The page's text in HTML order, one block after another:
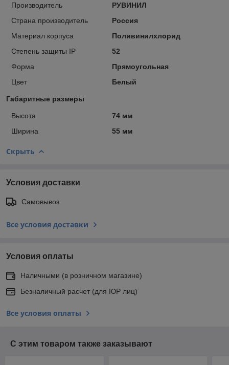
Производитель
РУВИНИЛ
Страна производитель
Россия
Материал корпуса
Поливинилхлорид
Степень защиты IP
52
Форма
Прямоугольная
Цвет
Белый
Габаритные размеры
Высота
74 мм
Ширина
55 мм
Скрыть
Условия доставки
Самовывоз
Все условия доставки
Условия оплаты
Наличными (в розничном магазине)
Безналичный расчет (для ЮР лиц)
Все условия оплаты
С этим товаром также заказывают